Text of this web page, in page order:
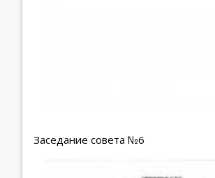
Заседание совета №6